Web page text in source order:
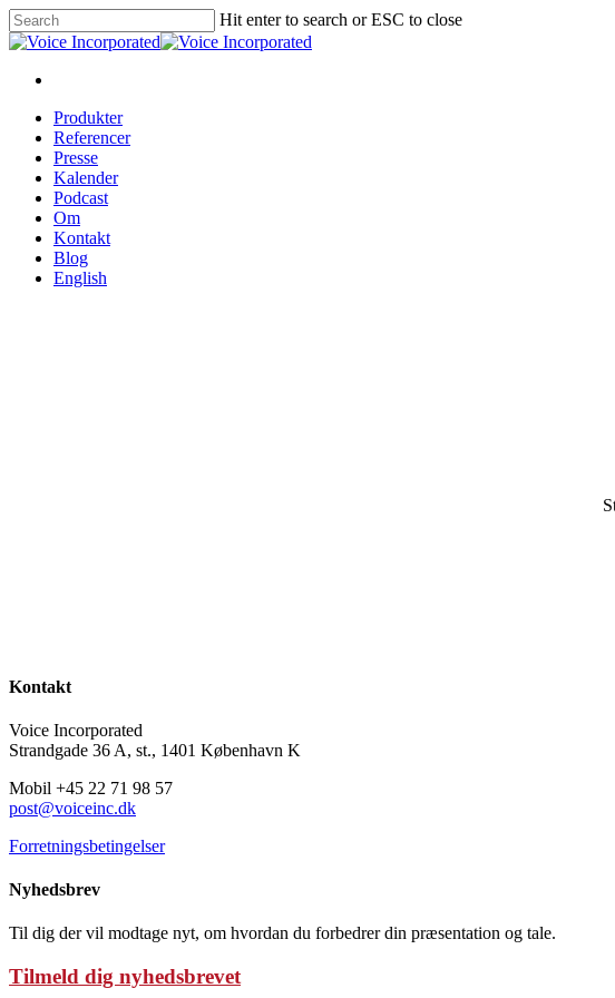
Hit enter to search or ESC to close
Produkter
Referencer
Presse
Kalender
Podcast
Om
Kontakt
Blog
English
Kontakt
Voice Incorporated
Strandgade 36 A, st., 1401 København K
Mobil +45 22 71 98 57
post@voiceinc.dk
Forretningsbetingelser
Nyhedsbrev
Til dig der vil modtage nyt, om hvordan du forbedrer din præsentation og tale.
Tilmeld dig nyhedsbrevet